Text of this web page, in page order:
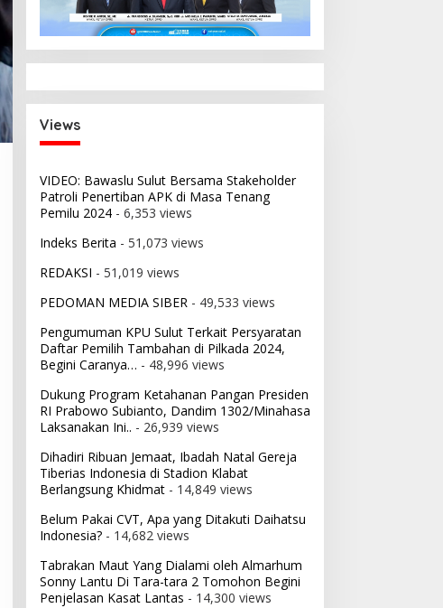
Views
VIDEO: Bawaslu Sulut Bersama Stakeholder
Patroli Penertiban APK di Masa Tenang
Pemilu 2024- 6,353 views
Indeks Berita - 51,073 views
REDAKSI - 51,019 views
PEDOMAN MEDIA SIBER- 49,533 views
Pengumuman KPU Sulut Terkait Persyaratan
Daftar Pemilih Tambahan di Pilkada 2024,
Begini Caranya… - 48,996 views
Dukung Program Ketahanan Pangan Presiden
RI Prabowo Subianto, Dandim 1302/Minahasa
Laksanakan Ini.. - 26,939 views
Dihadiri Ribuan Jemaat, Ibadah Natal Gereja
Tiberias Indonesia di Stadion Klabat
Berlangsung Khidmat- 14,849 views
Belum Pakai CVT, Apa yang Ditakuti Daihatsu
Indonesia?- 14,682 views
Tabrakan Maut Yang Dialami oleh Almarhum
Sonny Lantu Di Tara-tara 2 Tomohon Begini
Penjelasan Kasat Lantas - 14,300 views